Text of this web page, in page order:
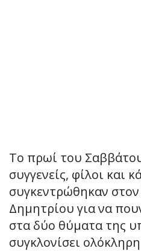
Το πρωί του
συγγενείς, φίλοι και
συγκεντρώθηκαν
Δημητρίου για να
στα δύο θύματα της
συγκλονίσει